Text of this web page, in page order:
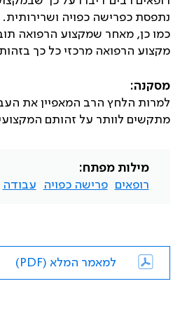
נתפסת כפרישה כפויה
כמו כן, מאחר שמקצוע הרפואה
מקצוע הרפואה מרכזי כל כך
מסקנה:
למרות הלחץ הרב המאפיין את
מתקשים לוותר על זהותם
מילות מפתח:
רופאים
פרישה כפויה עבודה
למאמר המלא (PDF)